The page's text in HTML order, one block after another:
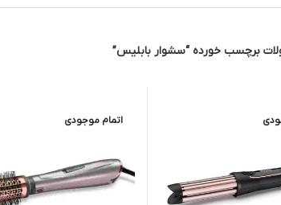
برچسب خورده “سشوار بابلیس”
اتمام موجودی